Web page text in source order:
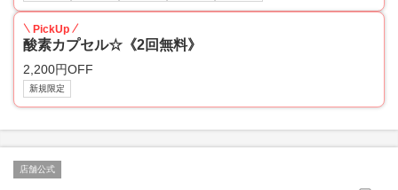
PickUp
酸素カプセル☆《2回無料》
2,200円OFF
新規限定
店舗公式